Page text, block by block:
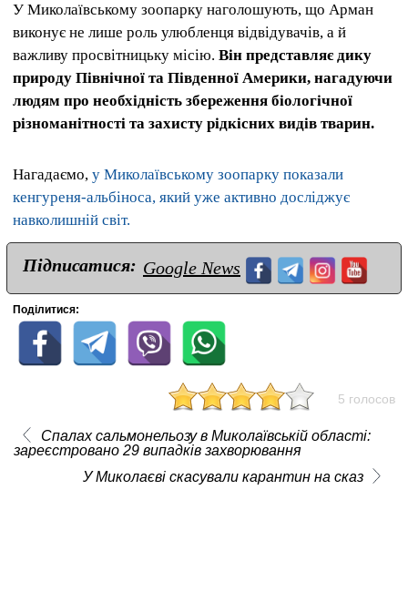
У Миколаївському зоопарку наголошують, що Арман
виконує не лише роль улюбленця відвідувачів, а й
важливу просвітницьку місію. Він представляє дику
природу Північної та Південної Америки, нагадуючи
людям про необхідність збереження біологічної
різноманітності та захисту рідкісних видів тварин.
Нагадаємо, у Миколаївському зоопарку показали
кенгуреня-альбіноса, який уже активно досліджує
навколишній світ.
Підписатися: Google News
Поділитися:
5 голосов
Спалах сальмонельозу в Миколаївській області:
зареєстровано 29 випадків захворювання
У Миколаєві скасували карантин на сказ